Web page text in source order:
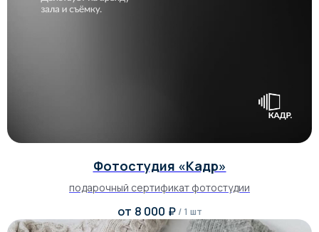
Фотостудия «Кадр»
подарочный сертификат фотостудии
от 8 000 ₽ / 1 шт